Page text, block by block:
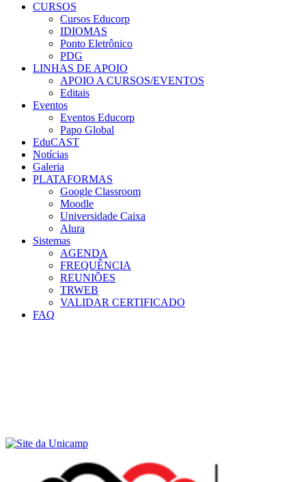
CURSOS
Cursos Educorp
IDIOMAS
Ponto Eletrônico
PDG
LINHAS DE APOIO
APOIO A CURSOS/EVENTOS
Editais
Eventos
Eventos Educorp
Papo Global
EduCAST
Notícias
Galeria
PLATAFORMAS
Google Classroom
Moodle
Universidade Caixa
Alura
Sistemas
AGENDA
FREQUÊNCIA
REUNIÕES
TRWEB
VALIDAR CERTIFICADO
FAQ